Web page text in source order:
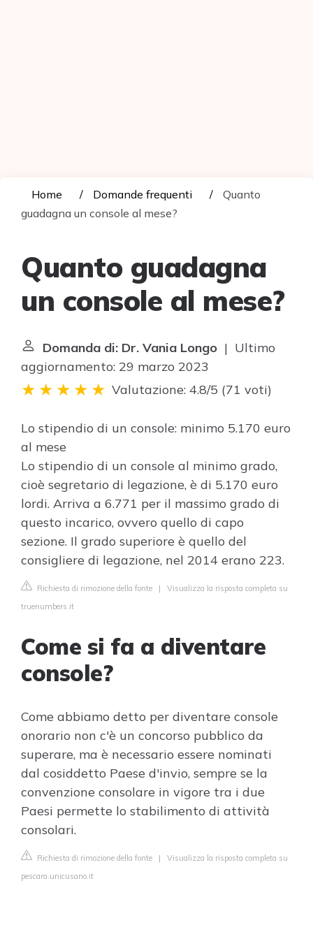
Home Domande frequenti
Quanto
guadagna un console al mese?
Quanto guadagna
un console al mese?
Domanda di: Dr. Vania Longo | Ultimo
aggiornamento: 29 marzo 2023
Valutazione: 4.8/5 (71 voti)
Lo stipendio di un console: minimo 5.170 euro
al mese
Lo stipendio di un console al minimo grado,
cioè segretario di legazione, è di 5.170 euro
lordi. Arriva a 6.771 per il massimo grado di
questo incarico, ovvero quello di capo
sezione. Il grado superiore è quello del
consigliere di legazione, nel 2014 erano 223.
Richiesta di rimozione della fonte | Visualizza la risposta completa su
truenumbers.it
Come si fa a diventare
console?
Come abbiamo detto per diventare console
onorario non c'è un concorso pubblico da
superare, ma è necessario essere nominati
dal cosiddetto Paese d'invio, sempre se la
convenzione consolare in vigore tra i due
Paesi permette lo stabilimento di attività
consolari.
Richiesta di rimozione della fonte | Visualizza la risposta completa su
pescara.unicusano.it